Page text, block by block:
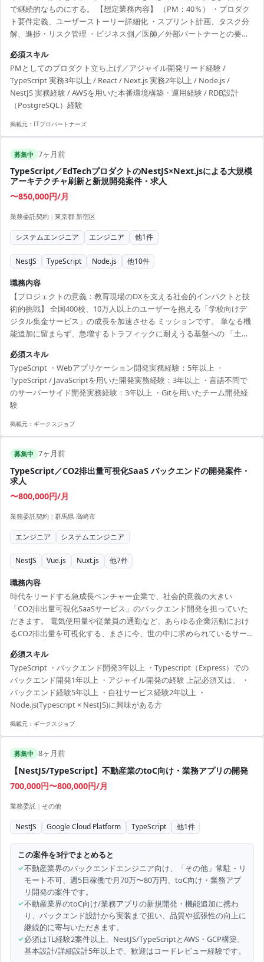
で継続的なものにする。 【想定業務内容】 （PM：40％） ・プロダク
ト要件定義、ユーザーストーリー詳細化 ・スプリント計画、タスク分
解、進捗・リスク管理 ・ビジネス側／医師／外部パートナーとの要件
ステム全体アーキテクチャ設計、ADR作成 ・Next.js（App Router）／
NestJSによるフルスタック実装 ・Prismaを用いたDB設計・マイグレー
ション ・CI/CD、AWSインフラ設計・運用 ・コードレビュー、テスト
戦略設計 【体制(人数/構成)】 ・Head of Software ...
必須スキル
PMとしてのプロダクト立ち上げ／アジャイル開発リード経験 /
TypeScript 実務3年以上 / React / Next.js 実務2年以上 / Node.js /
NestJS 実務経験 / AWSを用いた本番環境構築・運用経験 / RDB設計
（PostgreSQL）経験
掲載元： ITプロパートナーズ
募集中 7ヶ月前
TypeScript／EdTechプロダクトのNestJS×Next.jsによる大規模
アーキテクチャ刷新と新規開発案件・求人
〜850,000円/月
業務委託契約 | 東京都 新宿区
システムエンジニア エンジニア 他1件
NestJS TypeScript Node.js 他10件
職務内容
【プロジェクトの意義：教育現場のDXを支える社会的インパクトと技
術的挑戦】 全国400校、10万人以上のユーザーを抱える「学校向けデ
ジタル集金サービス」の成長を加速させる ミッションです。 単なる機
能追加に留まらず、急増するトラフィックに耐えうる基盤への 「土台
裁量を持って取り組める環境です。 ・Next.js / NestJSを用いたWebア
プリケーションの設計、開発、運用 ・ユーザー数増加に伴うシステム
アーキテクチャの見直し、パフォーマンス改善 ・保護者および教職員
の体験を最大化するUI/UX改善と新機能実装 ・決済データの整合性を
担保する高信頼...
必須スキル
TypeScript ・Webアプリケーション開発実務経験：5年以上 ・
TypeScript / JavaScriptを用いた開発実務経験：3年以上 ・言語不問で
のサーバーサイド開発実務経験：3年以上 ・Gitを用いたチーム開発経
験
掲載元： ギークスジョブ
募集中 7ヶ月前
TypeScript／CO2排出量可視化SaaS バックエンドの開発案件・
求人
〜800,000円/月
業務委託契約 | 群馬県 高崎市
エンジニア システムエンジニア
NestJS Vue.js Nuxt.js 他7件
職務内容
時代をリードする急成長ベンチャー企業で、社会的意義の大きい
「CO2排出量可視化SaaSサービス」のバックエンド開発を担っていた
だきます。 電気使用量や従業員の通勤など、あらゆる企業活動におけ
るCO2排出量を可視化する、まさに今、世の中に求められているサー
積極的に活用しており、TypeScript（NestJS/Express）を中心としたモ
ダンな開発環境で、ご自身の技術力を存分に発揮し、さらに高めてい
くことができます。アジャイルな環境で、プロダクトの成長にダイレ
クトに貢献できる、非常にやりがいのあるポジションです。
必須スキル
TypeScript ・バックエンド開発3年以上 ・Typescript（Express）での
バックエンド開発1年以上 ・アジャイル開発の経験 上記必須又は、 ・
バックエンド経験5年以上 ・自社サービス経験2年以上 ・
Node.js(Typescript × NestJS)に興味がある方
掲載元： ギークスジョブ
募集中 8ヶ月前
【NestJS/TypeScript】不動産業のtoC向け・業務アプリの開発
700,000円〜800,000円/月
業務委託 | その他
NestJS Google Cloud Platform TypeScript 他1件
この案件を3行でまとめると
✓不動産業界のバックエンドエンジニア向け、「その他」常駐・リ
モート不可、週5日稼働で月70万〜80万円、toC向け・業務アプ
リ開発の案件です。
✓不動産業界のtoC向け/業務アプリの新規開発・機能追加に携わ
り、バックエンド設計から実装まで担い、品質や拡張性の向上に
継続的に寄与いただきます。
✓必須はTL経験2案件以上、NestJS/TypeScriptとAWS・GCP構築、
基本設計/詳細設計5年以上で、歓迎はコードレビュー経験です。